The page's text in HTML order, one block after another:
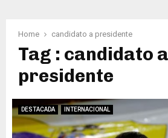
Home candidato a presidente
Tag : candidato a
presidente
DESTACADA INTERNACIONAL